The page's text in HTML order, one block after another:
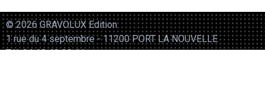
© 2026 GRAVOLUX Edition
1 rue du 4 septembre - 11200 PORT LA NOUVELLE
Tél. 04 68 40 38 61